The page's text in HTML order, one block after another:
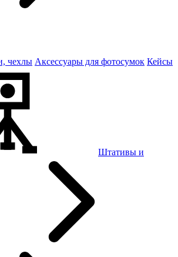
чехлы Аксессуары для фотосумок Кейсы
Штативы и